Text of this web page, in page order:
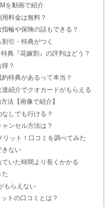
コミ！悪い評判はある？
ンペーン情報まとめ】
の評判｜結婚指輪や接客の
ダイヤモンドの評判！婚約
指輪の口コミは？
ッシャーの評判｜結婚指輪
ンドの口コミまとめ
の評判！結婚指輪の口コミ
を動画で紹介
料金は無料？
輪や保険の話もできる？
引・特典がつく
典『花嫁割』の評判はどう？
？
特典があるって本当？
紹介でクオカードがもらえる
法【画像で紹介】
しでも行ける？
ンセル方法は？
ット！口コミを調べてみた
きない
いた時間より長くかかる
た
もらえない
トの口コミとは？